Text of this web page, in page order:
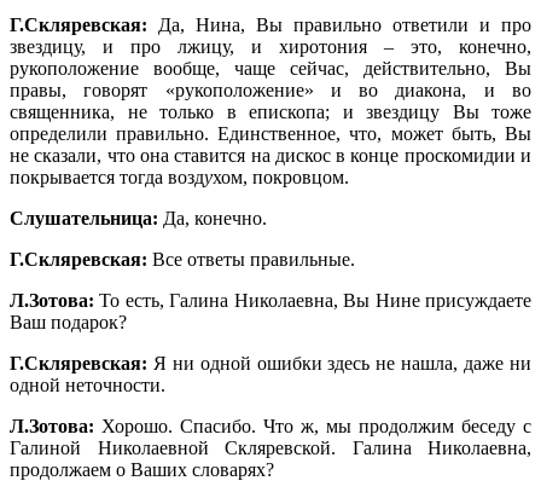
Г.Скляревская: Да, Нина, Вы правильно ответили и про
звездицу, и про лжицу, и хиротония – это, конечно,
рукоположение вообще, чаще сейчас, действительно, Вы
правы, говорят «рукоположение» и во диакона, и во
священника, не только в епископа; и звездицу Вы тоже
определили правильно. Единственное, что, может быть, Вы
не сказали, что она ставится на дискос в конце проскомидии и
покрывается тогда воздухом, покровцом.
Слушательница: Да, конечно.
Г.Скляревская: Все ответы правильные.
Л.Зотова: То есть, Галина Николаевна, Вы Нине присуждаете
Ваш подарок?
Г.Скляревская: Я ни одной ошибки здесь не нашла, даже ни
одной неточности.
Л.Зотова: Хорошо. Спасибо. Что ж, мы продолжим беседу с
Галиной Николаевной Скляревской. Галина Николаевна,
продолжаем о Ваших словарях?